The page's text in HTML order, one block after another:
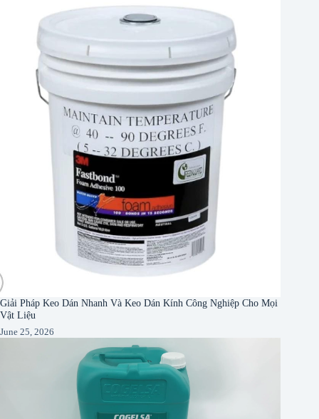
Giải Pháp Keo Dán Nhanh Và Keo Dán Kính Công Nghiệp Cho Mọi
Vật Liệu
June 25, 2026